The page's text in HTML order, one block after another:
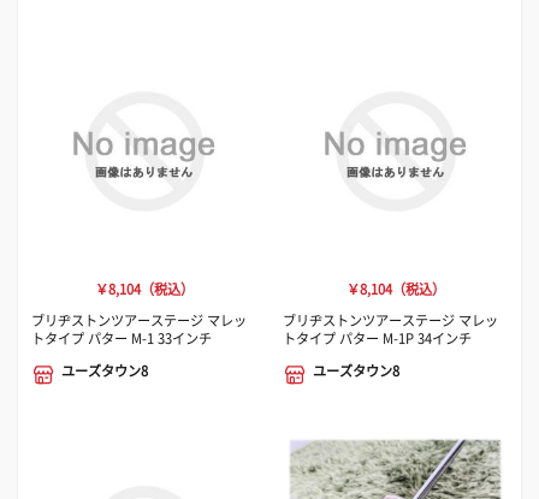
￥8,104（税込）
ブリヂストンツアーステージ マレッ
トタイプ パター M-1 33インチ
ユーズタウン8
￥8,104（税込）
ブリヂストンツアーステージ マレッ
トタイプ パター M-1P 34インチ
ユーズタウン8